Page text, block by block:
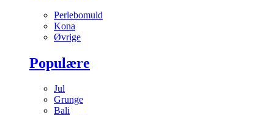
Perlebomuld
Kona
Øvrige
Populære
Jul
Grunge
Bali